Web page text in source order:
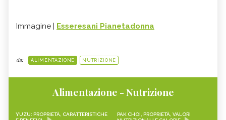
Immagine | Esseresani Pianetadonna
da: ALIMENTAZIONE NUTRIZIONE
Alimentazione - Nutrizione
YUZU: PROPRIETÀ, CARATTERISTICHE
PAK CHOI, PROPRIETÀ, VALORI